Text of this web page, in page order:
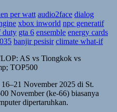
per watt audio2face dialog
xbox inworld npc generatif
duty gta 6 ensemble energy cards
banjir pesisir climate what-if
November 2025 di St.
November (ke-66) biasanya
dipertaruhkan.